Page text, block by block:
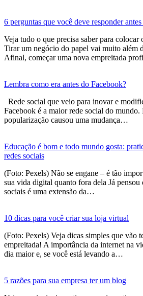
6 perguntas que você deve responder
Veja tudo o que precisa saber para colocar
Tirar um negócio do papel vai muito além
Afinal, começar uma nova empreitada
Lembra como era antes do Facebook?
Rede social que veio para inovar e
Facebook é a maior rede social do mundo.
popularização causou uma mudança…
Educação é bom e todo mundo gosta:
redes sociais
(Foto: Pexels) Não se engane – é tão
sua vida digital quanto fora dela Já pensou
sociais é uma extensão da…
10 dicas para você criar sua loja virtual
(Foto: Pexels) Veja dicas simples que vão
empreitada! A importância da internet na
dia maior e, se você está levando a…
5 razões para sua empresa ter um blog